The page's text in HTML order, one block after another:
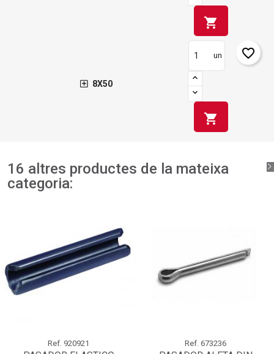
shopping_cart
8X50
un
shopping_cart
favorite_border
16 altres productes de la mateixa
categoria:
Ref. 920921 Ref. 673236